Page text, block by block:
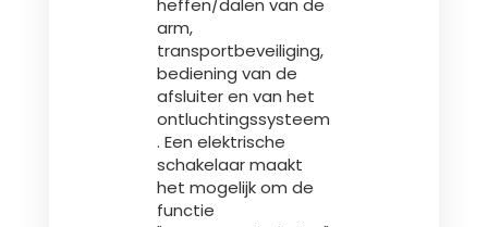
Български
Eesti keel
Slovenija
heffen/dalen van de
arm,
transportbeveiliging,
bediening van de
afsluiter en van het
ontluchtingssysteem
. Een elektrische
schakelaar maakt
het mogelijk om de
functie